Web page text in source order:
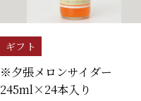
ギフト
※夕張メロンサイダー
245ml×24本入り